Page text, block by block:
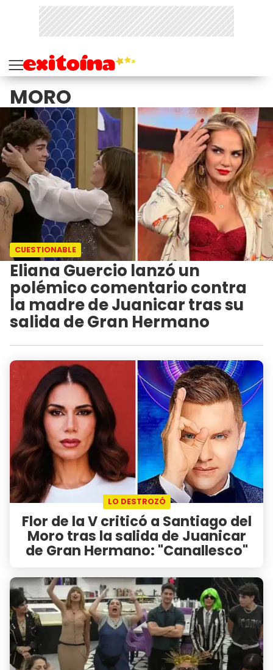
MORO
CUESTIONABLE
Eliana Guercio lanzó un
polémico comentario contra
la madre de Juanicar tras su
salida de Gran Hermano
LO DESTROZÓ
Flor de la V criticó a Santiago del
Moro tras la salida de Juanicar
de Gran Hermano: "Canallesco"